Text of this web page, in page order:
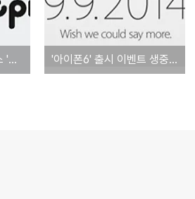
트위터 사진 공유 서비스 '트윗픽(TwitPic)' 9월 25일부터 운영 중단... '사진을 백업하는 방법' '아이폰6' 출시 이벤트 생중계 된다! 애플, 라이브 스트리밍 페이지 오픈